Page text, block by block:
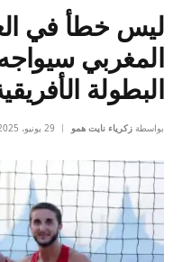
ليس خطأ في
المغربي
البطولة
بواسطة زكرياء نايت همو 29 يونيو، 2025